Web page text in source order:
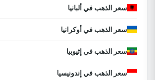
سعر الذهب في ألبانيا
سعر الذهب في أوكرانيا
سعر الذهب في إثيوبيا
سعر الذهب في إندونيسيا